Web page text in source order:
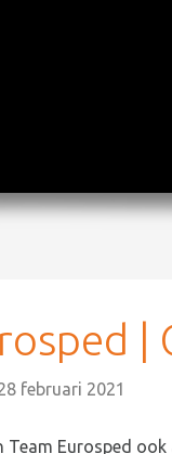
|
februari 2021
Team Eurosped